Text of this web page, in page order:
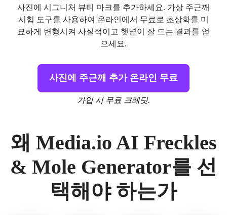
사진에 시그니처 뷰티 마크를 추가하세요. 가상 주근깨
시험 도구를 사용하여 온라인에서 무료로 초상화를 미
묘하게 변형시켜 사실적이고 햇볕이 잘 드는 결과를 얻
으세요.
사진에 주근깨 추가 온라인 무료
가입 시 무료 크레딧.
왜 Media.io AI Freckles
& Mole Generator를 선
택해야 하는가